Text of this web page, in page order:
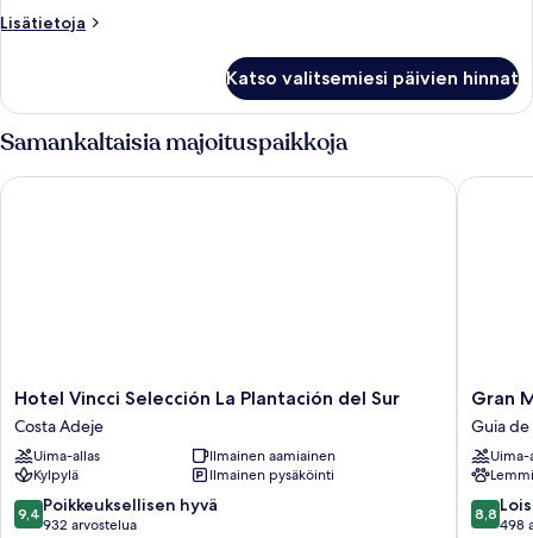
Lisätietoja
Lisätietoja
Katso valitsemiesi päivien hinnat
Samankaltaisia majoituspaikkoja
Hotel
Vincci
Selección
La
Plantación
del
Sur
Hotel Vincci Selección La Plantación del Sur
Costa Adeje
Uima-allas
Ilmainen aamiainen
Kylpylä
Ilmainen pysäköinti
9.4
kautta
9,4 Poikkeuksellisen hyvä
932 arvostelua
Hotel Vincci Selección La Plantación del Sur
Gran
Melia
Palacio
de
Isora
Guia
de
Gran
Guia de
Uima-
8.8
kautta
8,8
498
Gran